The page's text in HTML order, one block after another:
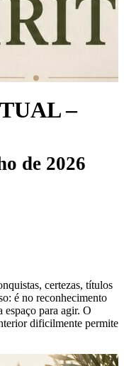
–
de 2026
certezas, títulos
é no reconhecimento
para agir. O
dificilmente permite